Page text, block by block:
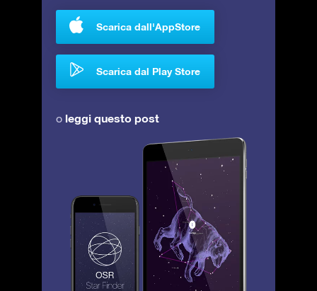
Scarica dall'AppStore
Scarica dal Play Store
o leggi questo post